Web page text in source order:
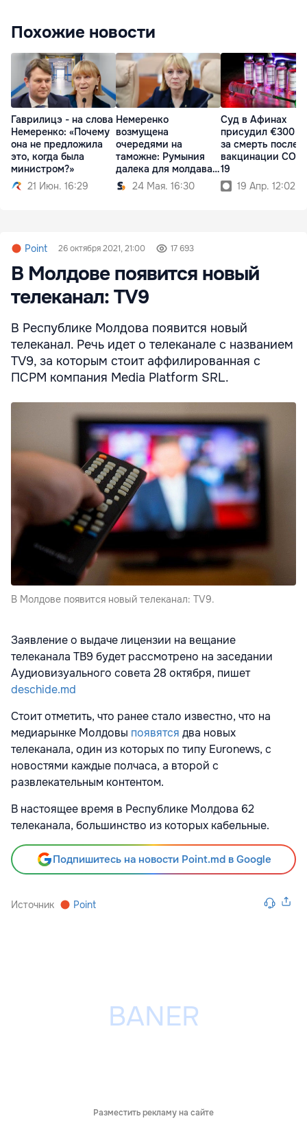
Похожие новости
Гаврилицэ - на слова
Немеренко: «Почему
она не предложила
это, когда была
министром?»
21 Июн. 16:29
Немеренко
возмущена
очередями на
таможне: Румыния
далека для молдаван,
как Антарктида
24 Мая. 16:30
Суд в Афинах
присудил €300
за смерть после
вакцинации
19
19 Апр. 12:02
Point 26 октября 2021, 21:00 17 693
В Молдове появится новый
телеканал: TV9
В Республике Молдова появится новый
телеканал. Речь идет о телеканале с названием
TV9, за которым стоит аффилированная с
ПСРМ компания Media Platform SRL.
В Молдове появится новый телеканал: TV9.
Заявление о выдаче лицензии на вещание
телеканала ТВ9 будет рассмотрено на заседании
Аудиовизуального совета 28 октября, пишет
deschide.md
Стоит отметить, что ранее стало известно, что на
медиарынке Молдовы появятся два новых
телеканала, один из которых по типу Euronews, с
новостями каждые полчаса, а второй с
развлекательным контентом.
В настоящее время в Республике Молдова 62
телеканала, большинство из которых кабельные.
Подпишитесь на новости Point.md в Google
Источник Point
Разместить рекламу на сайте